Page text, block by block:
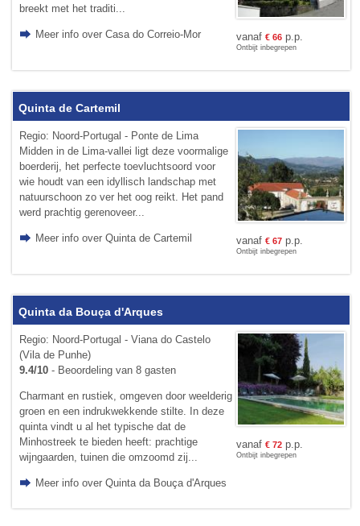
breekt met het traditi...
Meer info over Casa do Correio-Mor vanaf € 66p.p.
Ontbijt inbegrepen
Quinta de Cartemil
Regio: Noord-Portugal - Ponte de Lima
Midden in de Lima-vallei ligt deze voormalige
boerderij, het perfecte toevluchtsoord voor
wie houdt van een idyllisch landschap met
natuurschoon zo ver het oog reikt. Het pand
werd prachtig gerenoveer...
Meer info over Quinta de Cartemil vanaf € 67p.p.
Ontbijt inbegrepen
Quinta da Bouça d'Arques
Regio: Noord-Portugal - Viana do Castelo
(Vila de Punhe)
9.4/10- Beoordeling van 8 gasten
Charmant en rustiek, omgeven door weelderig
groen en een indrukwekkende stilte. In deze
quinta vindt u al het typische dat de
Minhostreek te bieden heeft: prachtige
wijngaarden, tuinen die omzoomd zij...
Meer info over Quinta da Bouça d'Arques
vanaf € 72p.p.
Ontbijt inbegrepen